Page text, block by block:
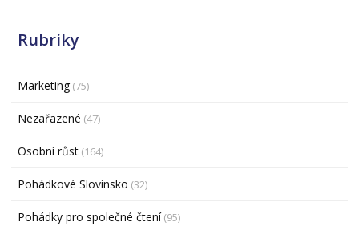
Rubriky
Marketing (75)
Nezařazené (47)
Osobní růst (164)
Pohádkové Slovinsko (32)
Pohádky pro společné čtení(95)